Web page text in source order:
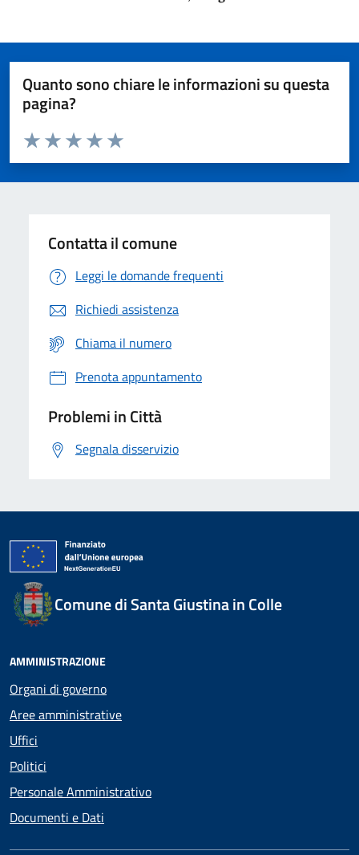
Quanto sono chiare le informazioni su questa
pagina?
Domanda
Valuta da 1 a 5 stelle la pagina
Valuta 5 stelle su 5
Valuta 4 stelle su 5
Valuta 3 stelle su 5
Valuta 2 stelle su 5
Valuta 1 stelle su 5
Contatta il comune
Leggi le domande frequenti
Richiedi assistenza
Chiama il numero
Prenota appuntamento
Problemi in Città
Segnala disservizio
Comune di Santa Giustina in Colle
AMMINISTRAZIONE
Organi di governo
Aree amministrative
Uffici
Politici
Personale Amministrativo
Documenti e Dati